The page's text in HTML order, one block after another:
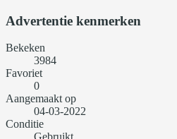
Advertentie kenmerken
Bekeken
3984
Favoriet
0
Aangemaakt op
04-03-2022
Conditie